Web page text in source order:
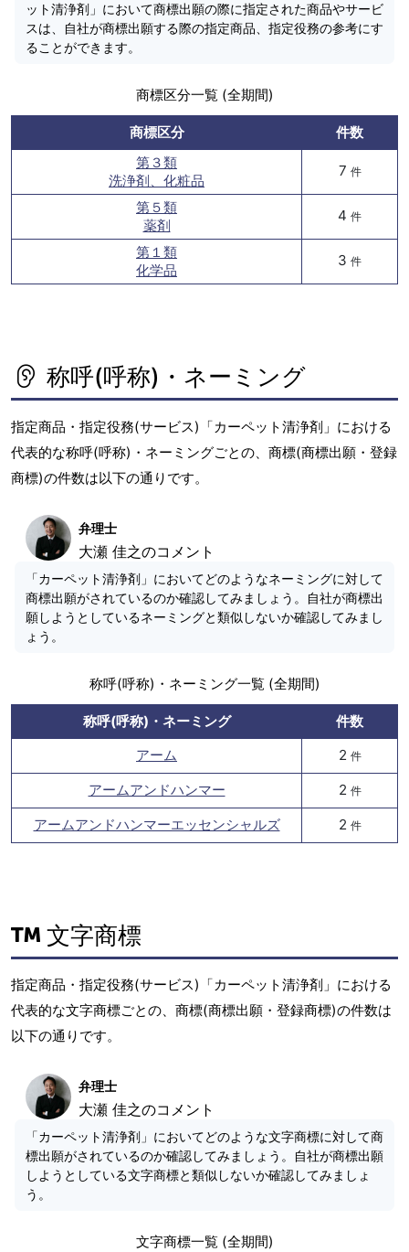
ット清浄剤」において商標出願の際に指定された商品やサービ
スは、自社が商標出願する際の指定商品、指定役務の参考にす
ることができます。
商標区分一覧 (全期間)
商標区分
件数
第３類
洗浄剤、化粧品
7 件
第５類
薬剤
4 件
第１類
化学品
3 件
称呼(呼称)・ネーミング
指定商品・指定役務(サービス)「カーペット清浄剤」における
代表的な称呼(呼称)・ネーミングごとの、商標(商標出願・登録
商標)の件数は以下の通りです。
弁理士
大瀬 佳之のコメント
「カーペット清浄剤」においてどのようなネーミングに対して
商標出願がされているのか確認してみましょう。自社が商標出
願しようとしているネーミングと類似しないか確認してみまし
ょう。
称呼(呼称)・ネーミング一覧 (全期間)
称呼(呼称)・ネーミング
件数
アーム
2 件
アームアンドハンマー 2 件
アームアンドハンマーエッセンシャルズ 2 件
文字商標
指定商品・指定役務(サービス)「カーペット清浄剤」における
代表的な文字商標ごとの、商標(商標出願・登録商標)の件数は
以下の通りです。
弁理士
大瀬 佳之のコメント
「カーペット清浄剤」においてどのような文字商標に対して商
標出願がされているのか確認してみましょう。自社が商標出願
しようとしている文字商標と類似しないか確認してみましょ
う。
文字商標一覧 (全期間)